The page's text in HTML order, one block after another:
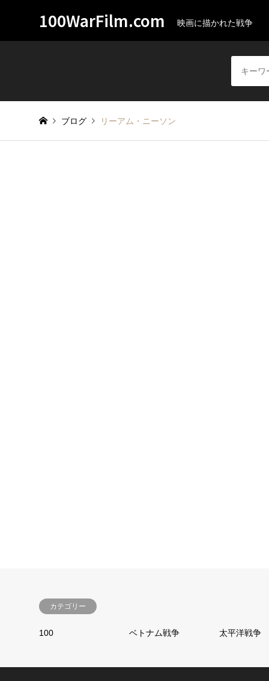
100WarFilm.com 映画に描かれた戦争
ブログ リーアム・ニーソン
カテゴリー
100 ベトナム戦争 太平洋戦争